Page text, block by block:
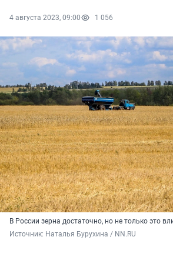
4 августа 2023, 09:00 1 056
В России зерна достаточно, но не только это
Источник: Наталья Бурухина / NN.RU